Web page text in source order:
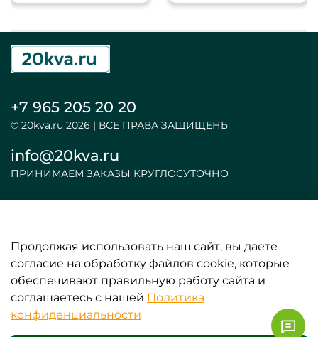
ООО «АКБ и ИБП»
+7 965 205 20 20
© 20kva.ru 2026 | ВСЕ ПРАВА ЗАЩИЩЕНЫ
info@20kva.ru
ПРИНИМАЕМ ЗАКАЗЫ КРУГЛОСУТОЧНО
Продолжая использовать наш сайт, вы даете
согласие на обработку файлов cookie, которые
обеспечивают правильную работу сайта и
соглашаетесь с нашей Политика
конфиденциальности